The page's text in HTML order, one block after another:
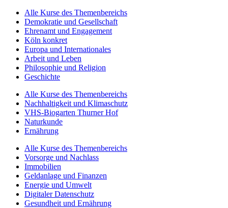
Alle Kurse des Themenbereichs
Demokratie und Gesellschaft
Ehrenamt und Engagement
Köln konkret
Europa und Internationales
Arbeit und Leben
Philosophie und Religion
Geschichte
Alle Kurse des Themenbereichs
Nachhaltigkeit und Klimaschutz
VHS-Biogarten Thurner Hof
Naturkunde
Ernährung
Alle Kurse des Themenbereichs
Vorsorge und Nachlass
Immobilien
Geldanlage und Finanzen
Energie und Umwelt
Digitaler Datenschutz
Gesundheit und Ernährung